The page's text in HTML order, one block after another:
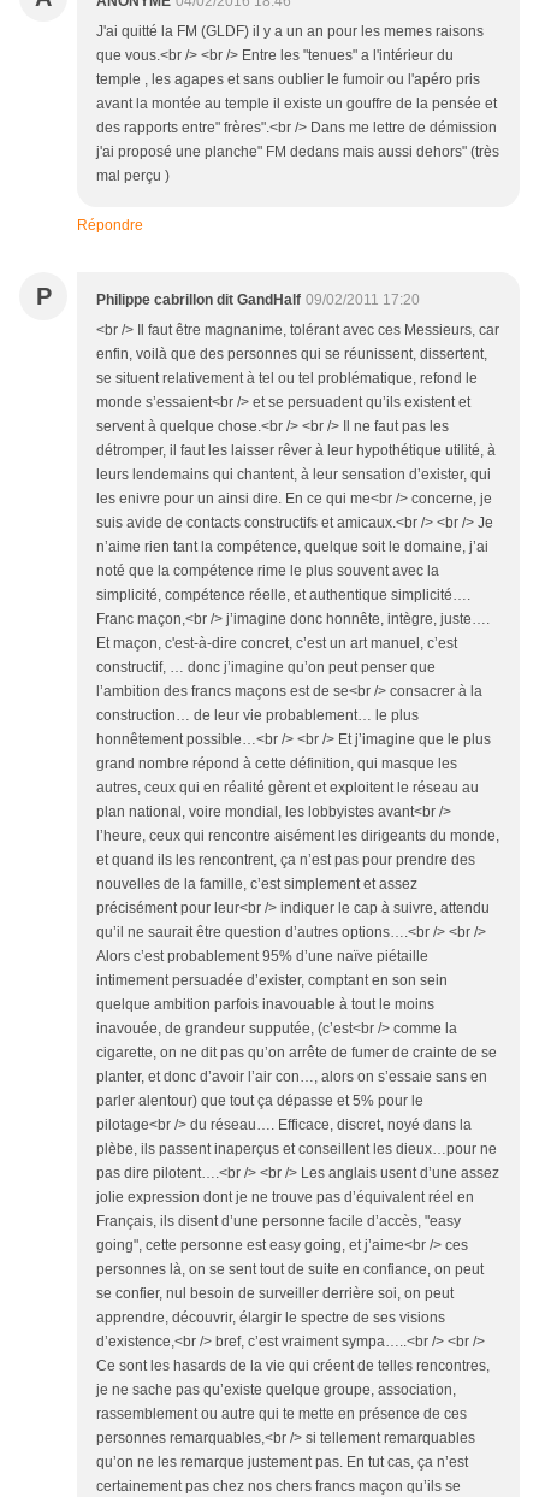
J'ai quitté la FM (GLDF) il y a un an pour les memes raisons
que vous.<br /> <br /> Entre les "tenues" a l'intérieur du
temple , les agapes et sans oublier le fumoir ou l'apéro pris
avant la montée au temple il existe un gouffre de la pensée et
des rapports entre" frères".<br /> Dans me lettre de démission
j'ai proposé une planche" FM dedans mais aussi dehors" (très
mal perçu )
Répondre
P Philippe cabrillon dit GandHalf 09/02/2011 17:20
<br /> Il faut être magnanime, tolérant avec ces Messieurs, car
enfin, voilà que des personnes qui se réunissent, dissertent,
se situent relativement à tel ou tel problématique, refond le
monde s’essaient<br /> et se persuadent qu’ils existent et
servent à quelque chose.<br /> <br /> Il ne faut pas les
détromper, il faut les laisser rêver à leur hypothétique utilité, à
leurs lendemains qui chantent, à leur sensation d’exister, qui
les enivre pour un ainsi dire. En ce qui me<br /> concerne, je
suis avide de contacts constructifs et amicaux.<br /> <br /> Je
n’aime rien tant la compétence, quelque soit le domaine, j’ai
noté que la compétence rime le plus souvent avec la
simplicité, compétence réelle, et authentique simplicité….
Franc maçon,<br /> j’imagine donc honnête, intègre, juste….
Et maçon, c'est-à-dire concret, c’est un art manuel, c’est
constructif, … donc j’imagine qu’on peut penser que
l’ambition des francs maçons est de se<br /> consacrer à la
construction… de leur vie probablement… le plus
honnêtement possible…<br /> <br /> Et j’imagine que le plus
grand nombre répond à cette définition, qui masque les
autres, ceux qui en réalité gèrent et exploitent le réseau au
plan national, voire mondial, les lobbyistes avant<br />
l’heure, ceux qui rencontre aisément les dirigeants du monde,
et quand ils les rencontrent, ça n’est pas pour prendre des
nouvelles de la famille, c’est simplement et assez
précisément pour leur<br /> indiquer le cap à suivre, attendu
qu’il ne saurait être question d’autres options….<br /> <br />
Alors c’est probablement 95% d’une naïve piétaille
intimement persuadée d’exister, comptant en son sein
quelque ambition parfois inavouable à tout le moins
inavouée, de grandeur supputée, (c’est<br /> comme la
cigarette, on ne dit pas qu’on arrête de fumer de crainte de se
planter, et donc d’avoir l’air con…, alors on s’essaie sans en
parler alentour) que tout ça dépasse et 5% pour le
pilotage<br /> du réseau…. Efficace, discret, noyé dans la
plèbe, ils passent inaperçus et conseillent les dieux…pour ne
pas dire pilotent….<br /> <br /> Les anglais usent d’une assez
jolie expression dont je ne trouve pas d’équivalent réel en
Français, ils disent d’une personne facile d’accès, "easy
going", cette personne est easy going, et j’aime<br /> ces
personnes là, on se sent tout de suite en confiance, on peut
se confier, nul besoin de surveiller derrière soi, on peut
apprendre, découvrir, élargir le spectre de ses visions
d’existence,<br /> bref, c’est vraiment sympa…..<br /> <br />
Ce sont les hasards de la vie qui créent de telles rencontres,
je ne sache pas qu’existe quelque groupe, association,
rassemblement ou autre qui te mette en présence de ces
personnes remarquables,<br /> si tellement remarquables
qu’on ne les remarque justement pas. En tut cas, ça n’est
certainement pas chez nos chers francs maçon qu’ils se